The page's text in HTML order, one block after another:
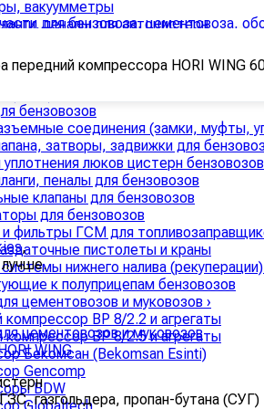
вакуумметры
пеналы для автоцистерн
к полуприцепам
топливозаправщикам,
бензовозов
соединения (замки, муфты,
затворы, задвижки для
люков цистерн бензовозов
пеналы для бензовозов
клапаны для бензовозов
для бензовозов
и фильтры ГСМ для
пистолеты и краны
нижнего налива
к полуприцепам бензовозов
цементовозов и муковозов ›
компрессор ВР 8/2.2 и агрегаты
компрессор ВР 8/2.5 и агрегаты
Бекомсан (Bekomsan Esinti)
Gencomp
BDW
Globaltech
,
цементовозов и муковозов
WING
газгольдера, пропан-бутана (СУГ)